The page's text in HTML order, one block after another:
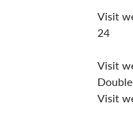
Visit
24
Visit
Visit